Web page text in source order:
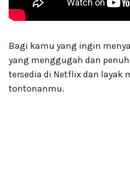
Bagi kamu yang ingin
yang menggugah dan
tersedia di Netflix dan layak
tontonanmu.